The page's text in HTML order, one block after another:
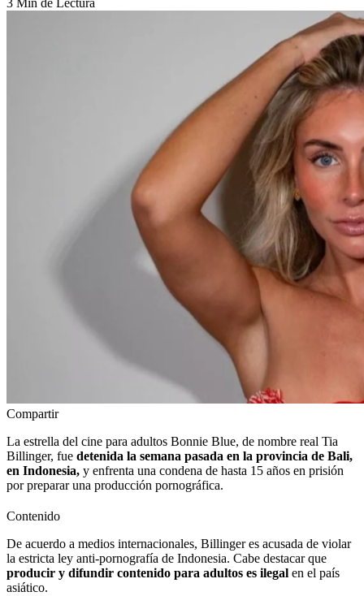
Compartir
La estrella del cine para adultos Bonnie Blue, de nombre real Tia
Billinger, fue detenida la semana pasada en la provincia de Bali,
en Indonesia, y enfrenta una condena de hasta 15 años en prisión
por preparar una producción pornográfica.
Contenido
De acuerdo a medios internacionales, Billinger es acusada de violar
la estricta ley anti-pornografía de Indonesia. Cabe destacar que
producir y difundir contenido para adultos es ilegal en el país
asiático.